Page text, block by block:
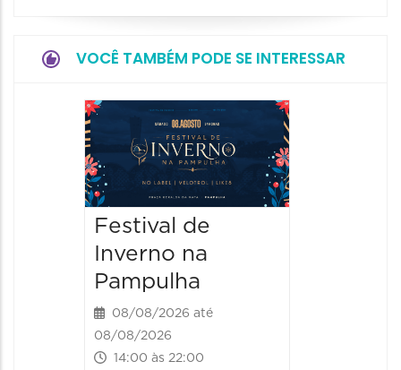
VOCÊ TAMBÉM PODE SE INTERESSAR
Festival de
Inverno na
Pampulha
08/08/2026 até
08/08/2026
14:00 às 22:00